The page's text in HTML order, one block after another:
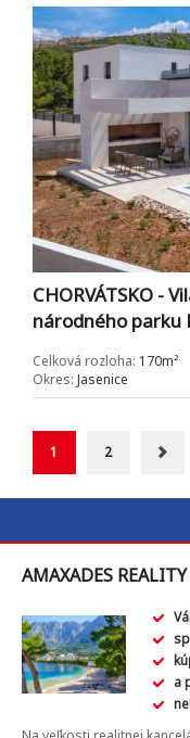
CHORVÁTSKO -
národného parku
Celková rozloha: 170m²
Okres: Jasenice
1 2
AMAXADES
a